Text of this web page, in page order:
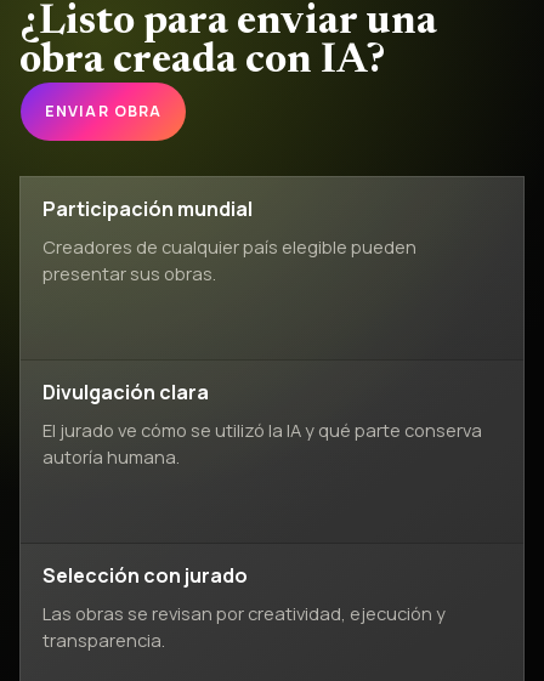
¿Listo para enviar una
obra creada con IA?
ENVIAR OBRA
Participación mundial
Creadores de cualquier país elegible pueden
presentar sus obras.
Divulgación clara
El jurado ve cómo se utilizó la IA y qué parte conserva
autoría humana.
Selección con jurado
Las obras se revisan por creatividad, ejecución y
transparencia.